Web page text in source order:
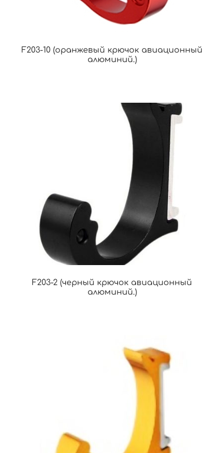
F203-10 (оранжевый крючок авиационный
алюминий.)
F203-2 (черный крючок авиационный
алюминий.)